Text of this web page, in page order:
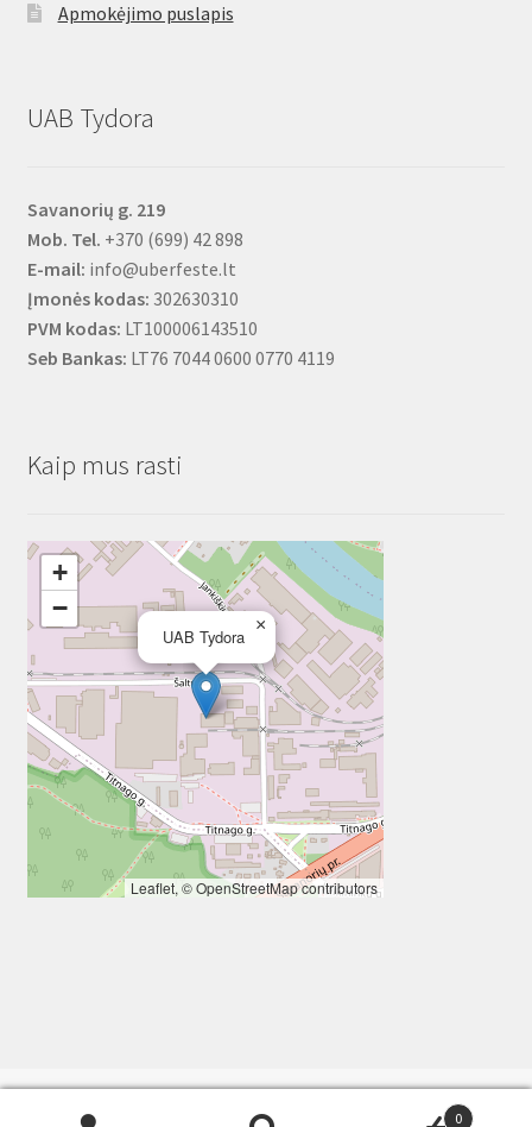
Apmokėjimo puslapis
UAB Tydora
Savanorių g. 219
Mob. Tel. +370 (699) 42 898
E-mail: info@uberfeste.lt
Įmonės kodas: 302630310
PVM kodas: LT100006143510
Seb Bankas: LT76 7044 0600 0770 4119
Kaip mus rasti
UAB Tydora
×
+
−
Leaflet, ©OpenStreetMapcontributors
0